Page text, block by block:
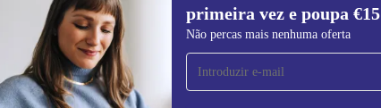
primeira vez e poupa €15
Não percas mais nenhuma oferta
Subscreve a nossa newsletter pela
primeira vez e poupa 15€!
Não percas mais nenhuma oferta.